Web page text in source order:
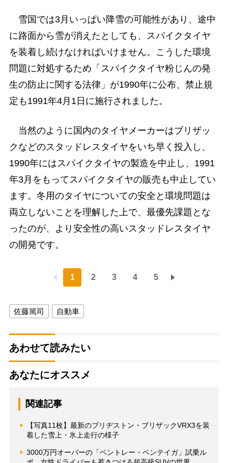
雪国では3月いっぱい降雪の可能性があり、途中
に路面から雪が消えたとしても、スパイクタイヤ
を装着し続けなければいけません。こうした環境
問題に対処するため「スパイクタイヤ粉じんの発
生の防止に関する法律」が1990年に公布、禁止規
定も1991年4月1日に施行されました。
当然のように国内のタイヤメーカーはブリザッ
クなどのスタッドレスタイヤをいち早く投入し、
1990年にはスパイクタイヤの製造を中止し、1991
年3月をもってスパイクタイヤの販売も中止してい
ます。冬用のタイヤについての安全と環境問題は
両立しないことを理解した上で、最優先課題とな
ったのが、より安全性の高いスタッドレスタイヤ
の開発です。
1 2 3 4 5
佐藤篤司 自動車
あわせて読みたい
あなたにオススメ
関連記事
【写真11枚】最新のブリヂストン・ブリザックVRX3を装
着した雪上・氷上走行の様子
3000万円オーバーの「ベントレー・ベンテイガ」試乗ル